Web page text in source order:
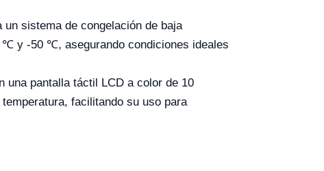
un sistema de congelación de baja
℃ y -50 ℃, asegurando condiciones ideales
una pantalla táctil LCD a color de 10
facilitando su uso para